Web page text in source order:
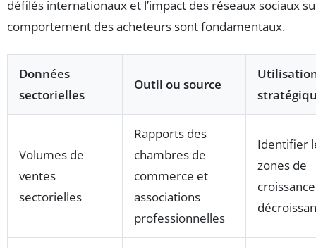
défilés internationaux et l’impact des réseaux sociaux
comportement des acheteurs sont fondamentaux.
Données
sectorielles
Outil ou source
Volumes de
ventes
sectorielles
Rapports des
chambres de
commerce et
associations
professionnelles
Identifier
zones de